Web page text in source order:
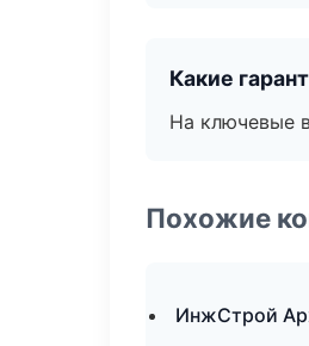
Какие
На ключевые
Похожие
ИнжСтрой